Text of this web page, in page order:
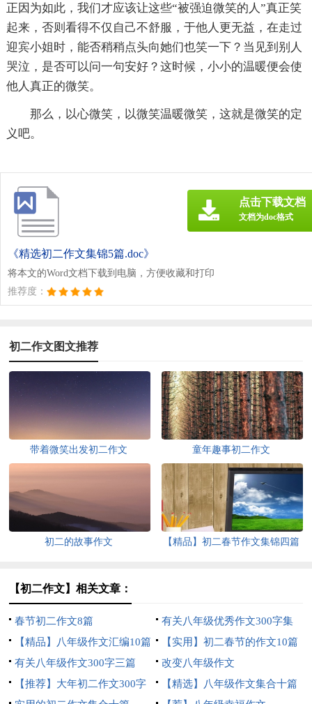
正因为如此，我们才应该让这些“被强迫微笑的人”真正笑
起来，否则看得不仅自己不舒服，于他人更无益，在走过
迎宾小姐时，能否稍稍点头向她们也笑一下？当见到别人
哭泣，是否可以问一句安好？这时候，小小的温暖便会使
他人真正的微笑。
那么，以心微笑，以微笑温暖微笑，这就是微笑的定
义吧。
《精选初二作文集锦5篇.doc》
将本文的Word文档下载到电脑，方便收藏和打印
推荐度：
点击下载文档
文档为doc格式
初二作文图文推荐
带着微笑出发初二作文 童年趣事初二作文
初二的故事作文 【精品】初二春节作文集锦四篇
【初二作文】相关文章：
春节初二作文8篇
有关八年级优秀作文300字集
合10篇
【精品】八年级作文汇编10篇
【实用】初二春节的作文10篇
有关八年级作文300字三篇
改变八年级作文
【推荐】大年初二作文300字
【精选】八年级作文集合十篇